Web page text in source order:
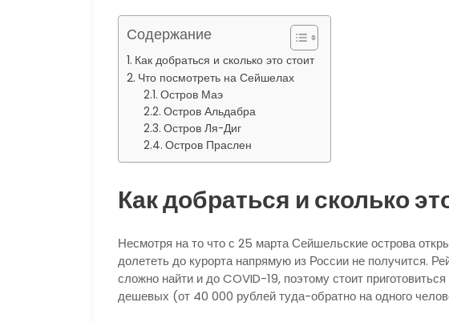
Содержание
Как добраться и сколько это стоит
Что посмотреть на Сейшелах
Остров Маэ
Остров Альдабра
Остров Ля-Диг
Остров Праслен
Как добраться и сколько
Несмотря на то что с 25 марта Сейшельские острова
долететь до курорта напрямую из России не получится.
сложно найти и до COVID-19, поэтому стоит
дешевых (от 40 000 рублей туда-обратно на одного